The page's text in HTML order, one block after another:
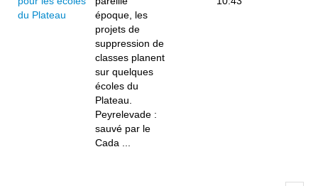
du Plateau
époque, les
projets de
suppression de
classes planent
sur quelques
écoles du
Plateau.
Peyrelevade :
sauvé par le
Cada ...